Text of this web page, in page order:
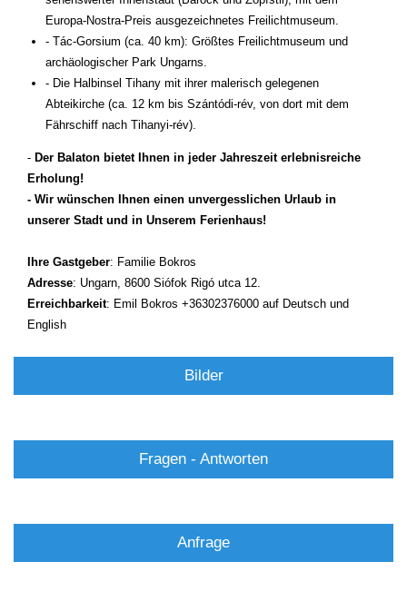
Europa-Nostra-Preis ausgezeichnetes Freilichtmuseum.
- Tác-Gorsium (ca. 40 km): Größtes Freilichtmuseum und
archäologischer Park Ungarns.
- Die Halbinsel Tihany mit ihrer malerisch gelegenen
Abteikirche (ca. 12 km bis Szántódi-rév, von dort mit dem
Fährschiff nach Tihanyi-rév).
- Der Balaton bietet Ihnen in jeder Jahreszeit erlebnisreiche
Erholung!
- Wir wünschen Ihnen einen unvergesslichen Urlaub in
unserer Stadt und in Unserem Ferienhaus!
Ihre Gastgeber: Familie Bokros
Adresse: Ungarn, 8600 Siófok Rigó utca 12.
Erreichbarkeit: Emil Bokros +36302376000 auf Deutsch und
English
Bilder
Fragen - Antworten
Anfrage